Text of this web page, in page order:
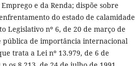
e da Renda; dispõe sobre
do estado de calamidade
Legislativo nº 6, de 20 de março de
pública de importância internacional
trata a Lei nº 13.979, de 6 de